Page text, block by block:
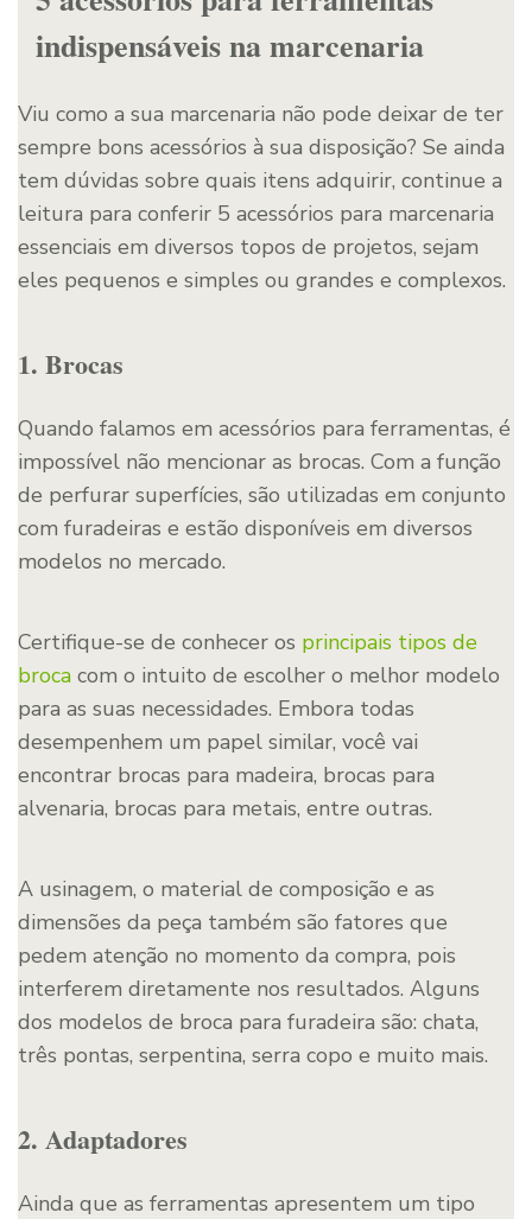
indispensáveis na marcenaria
Viu como a sua marcenaria não pode deixar de ter
sempre bons acessórios à sua disposição? Se ainda
tem dúvidas sobre quais itens adquirir, continue a
leitura para conferir 5 acessórios para marcenaria
essenciais em diversos topos de projetos, sejam
eles pequenos e simples ou grandes e complexos.
1. Brocas
Quando falamos em acessórios para ferramentas, é
impossível não mencionar as brocas. Com a função
de perfurar superfícies, são utilizadas em conjunto
com furadeiras e estão disponíveis em diversos
modelos no mercado.
Certifique-se de conhecer os principais tipos de
broca com o intuito de escolher o melhor modelo
para as suas necessidades. Embora todas
desempenhem um papel similar, você vai
encontrar brocas para madeira, brocas para
alvenaria, brocas para metais, entre outras.
A usinagem, o material de composição e as
dimensões da peça também são fatores que
pedem atenção no momento da compra, pois
interferem diretamente nos resultados. Alguns
dos modelos de broca para furadeira são: chata,
três pontas, serpentina, serra copo e muito mais.
2. Adaptadores
Ainda que as ferramentas apresentem um tipo